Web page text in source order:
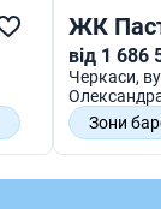
ЖК
від 1 686
Черкаси,
Зони
Дитячі